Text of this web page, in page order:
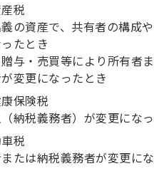
税
の資産で、共有者の構成
たとき
与・売買等により所有者
変更になったとき
保険税
納税義務者）が変更にな
税
たは納税義務者が変更に